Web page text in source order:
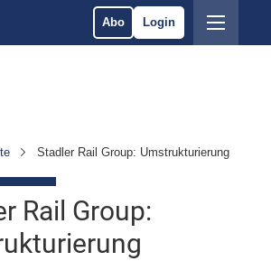
Abo Login
Stadler Rail Group: Umstrukturierung
Rail Group: